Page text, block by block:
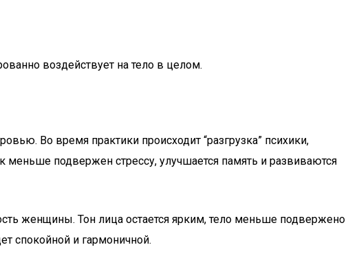
воздействует на тело в целом.
Во время практики происходит “разгрузка” психики,
меньше подвержен стрессу, улучшается память и развиваются
женщины. Тон лица остается ярким, тело меньше подвержено
спокойной и гармоничной.